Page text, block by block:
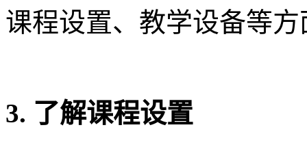
课程设置、教学设备等
3. 了解课程设置